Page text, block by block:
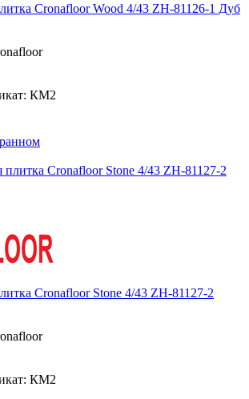
Cronafloor Wood 4/43 ZH-81126-1 Дуб
КМ2
Cronafloor Stone 4/43 ZH-81127-2
КМ2